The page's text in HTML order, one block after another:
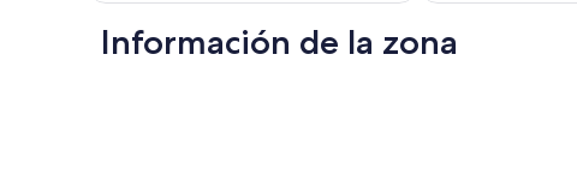
opinión
Información de la zona